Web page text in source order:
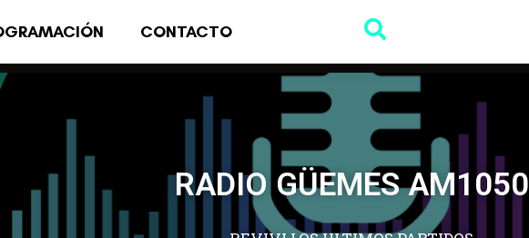
CONTACTO
RADIO GÜEMES AM1050